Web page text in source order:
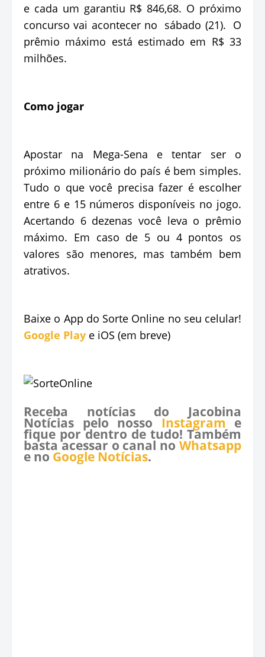
e cada um garantiu R$ 846,68. O próximo
concurso vai acontecer no sábado (21). O
prêmio máximo está estimado em R$ 33
milhões.
Como jogar
Apostar na Mega-Sena e tentar ser o
próximo milionário do país é bem simples.
Tudo o que você precisa fazer é escolher
entre 6 e 15 números disponíveis no jogo.
Acertando 6 dezenas você leva o prêmio
máximo. Em caso de 5 ou 4 pontos os
valores são menores, mas também bem
atrativos.
Baixe o App do Sorte Online no seu celular!
Google Play e iOS (em breve)
Receba notícias do Jacobina
Notícias pelo nosso Instagram e
fique por dentro de tudo! Também
basta acessar o canal no Whatsapp
e no Google Notícias.